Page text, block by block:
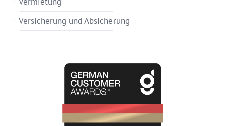
Versicherung und Absicherung